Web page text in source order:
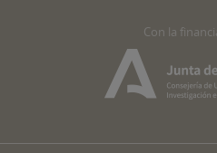
Con la